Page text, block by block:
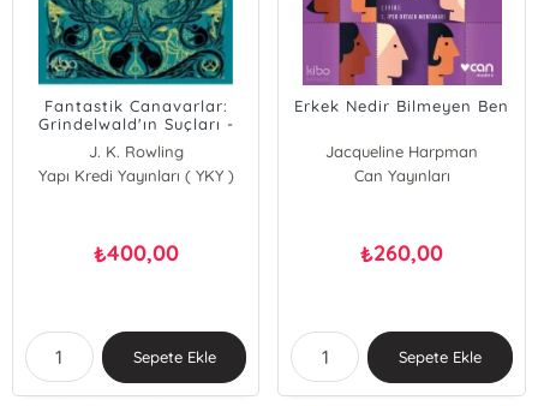
Fantastik Canavarlar:
Grindelwald'ın Suçları -
Orijinal Senaryo
J. K. Rowling
Yapı Kredi Yayınları ( YKY )
₺400,00
Sepete Ekle
Erkek Nedir Bilmeyen Ben
Jacqueline Harpman
Can Yayınları
₺260,00
Sepete Ekle